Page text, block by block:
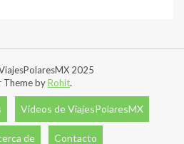
2025
Theme byRohit.
Vídeos de ViajesPolaresMX
de Contacto